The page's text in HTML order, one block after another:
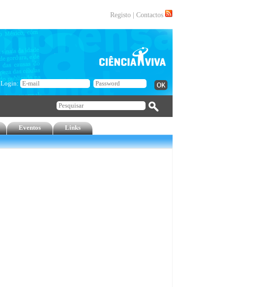
Registo Contactos
Login:
Eventos Links